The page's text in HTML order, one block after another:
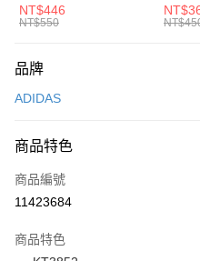
元大商業銀行
台灣樂天信用卡公司
AFTEE先享後付
【關於「AFTEE先享後付」】
便利好安心！
３．安心：先確認商品／服務後，再
【「AFTEE先享後付」結帳流程】
１．於結帳方式選擇「AFTEE先享
２．訂單成立數日內，您將收到繳費
３．收到繳費通知簡訊後14天內，
運送方式
每筆NT$100，滿NT$1,500(含以
宅配
每筆NT$100，滿NT$1,500(含以
付款後門市自取
中統襪 FZ3393100
NT$446
NT$550
品牌
ADIDAS
商品特色
商品編號
11423684
商品特色